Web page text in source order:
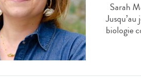
Sarah
biologie